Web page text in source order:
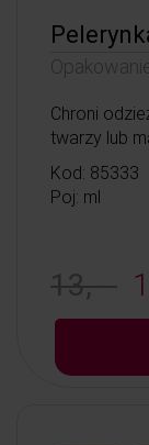
Chroni
twarzy lub
Kod: 85333
Poj: ml
13, -